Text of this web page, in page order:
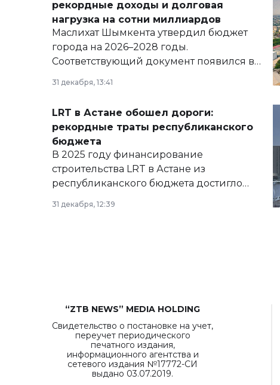
рекордные доходы и долговая
нагрузка на сотни миллиардов
Маслихат Шымкента утвердил бюджет
города на 2026–2028 годы.
Соответствующий документ появился в
базе нормативных правовых актов и на
сайте маслихат города.
31 декабря, 13:41
LRT в Астане обошел дороги:
рекордные траты республиканского
бюджета
В 2025 году финансирование
строительства LRT в Астане из
республиканского бюджета достигло
рекордных объемов.
31 декабря, 12:39
“ZTB NEWS” MEDIA HOLDING
Свидетельство о постановке на учет,
переучет периодического
печатного издания,
информационного агентства и
сетевого издания №17772-СИ
выдано 03.07.2019.